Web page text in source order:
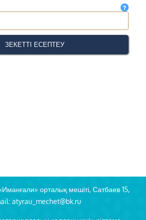
орталық мешіті, Сатбаев 15,
atyrau_mechet@bk.ru